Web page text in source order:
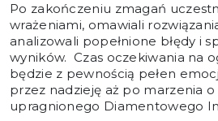
Po zakończeniu zmagań
wrażeniami, omawiali
analizowali popełnione błędy i
wyników. Czas oczekiwania na
będzie z pewnością pełen
przez nadzieję aż po marzenia
upragnionego Diamentowego